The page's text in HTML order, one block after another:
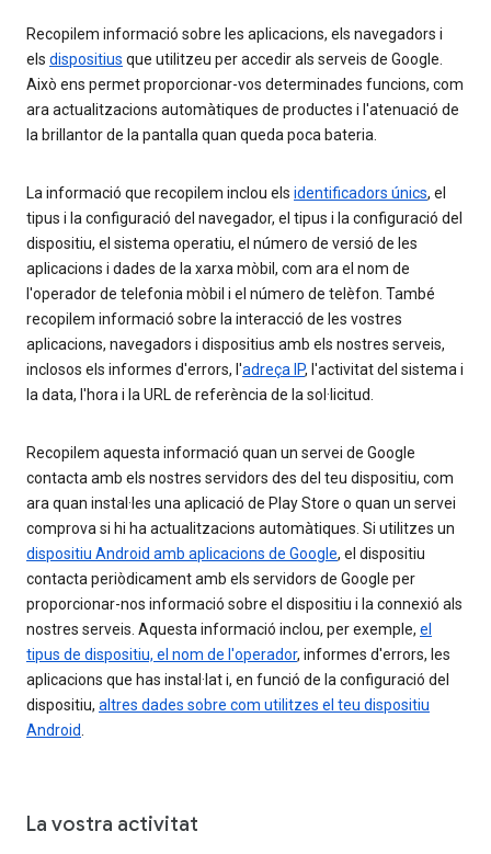
Recopilem informació sobre les aplicacions, els navegadors i
els dispositius que utilitzeu per accedir als serveis de Google.
Això ens permet proporcionar-vos determinades funcions, com
ara actualitzacions automàtiques de productes i l'atenuació de
la brillantor de la pantalla quan queda poca bateria.
La informació que recopilem inclou els identificadors únics, el
tipus i la configuració del navegador, el tipus i la configuració del
dispositiu, el sistema operatiu, el número de versió de les
aplicacions i dades de la xarxa mòbil, com ara el nom de
l'operador de telefonia mòbil i el número de telèfon. També
recopilem informació sobre la interacció de les vostres
aplicacions, navegadors i dispositius amb els nostres serveis,
inclosos els informes d'errors, l'adreça IP, l'activitat del sistema i
la data, l'hora i la URL de referència de la sol·licitud.
Recopilem aquesta informació quan un servei de Google
contacta amb els nostres servidors des del teu dispositiu, com
ara quan instal·les una aplicació de Play Store o quan un servei
comprova si hi ha actualitzacions automàtiques. Si utilitzes un
dispositiu Android amb aplicacions de Google, el dispositiu
contacta periòdicament amb els servidors de Google per
proporcionar-nos informació sobre el dispositiu i la connexió als
nostres serveis. Aquesta informació inclou, per exemple, el
tipus de dispositiu, el nom de l'operador, informes d'errors, les
aplicacions que has instal·lat i, en funció de la configuració del
dispositiu, altres dades sobre com utilitzes el teu dispositiu
Android.
La vostra activitat